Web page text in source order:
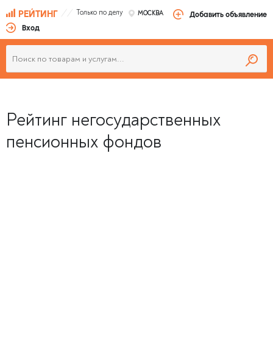
РЕЙТИНГ Только по делу МОСКВА
Добавить объявление
Вход
Рейтинг негосударственных
пенсионных фондов